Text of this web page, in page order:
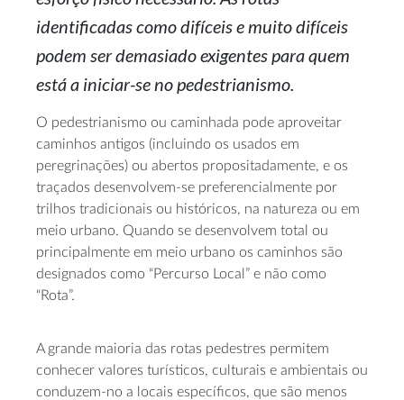
identificadas como difíceis e muito difíceis
podem ser demasiado exigentes para quem
está a iniciar-se no pedestrianismo.
O pedestrianismo ou caminhada pode aproveitar
caminhos antigos (incluindo os usados em
peregrinações) ou abertos propositadamente, e os
traçados desenvolvem-se preferencialmente por
trilhos tradicionais ou históricos, na natureza ou em
meio urbano. Quando se desenvolvem total ou
principalmente em meio urbano os caminhos são
designados como “Percurso Local” e não como
“Rota”.
A grande maioria das rotas pedestres permitem
conhecer valores turísticos, culturais e ambientais ou
conduzem-no a locais específicos, que são menos